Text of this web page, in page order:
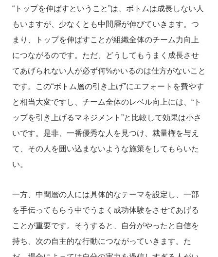
“トップを伸ばすということ”は、ボトムは成長しない人
もいますが、少なくとも中間層が伸びていきます。つ
まり、トップを伸ばすことが組織全体のチーム力向上
につながるのです。ただ、どうしてもうまく成長させ
てあげられない人が必ず何%かいるのは仕方がないこと
です。この“ボトム層の引き上げ”にエフォートを費やす
と相当大変ですし、チーム全体のレベル向上には、“ト
ップを引き上げるマネジメント”と比較して効果は小さ
いです。是非、一番優秀な人を見つけ、裁量権を与え
て、その人を囲い込まないような施策をしてもらいた
い。
一方、中間層の人には具体的なテーマを設定し、一部
を手伝ってもらう中でうまく成功体験をさせてあげる
ことが重要です。そうすると、自分がやったと自信を
持ち、次の自主的な行動につながっていきます。た